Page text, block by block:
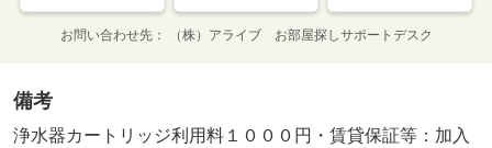
お問い合わせ先 （株）アライブ お部屋探しサポートデスク
備考
浄水器カートリッジ利用料１０００円・賃貸保証等：加入